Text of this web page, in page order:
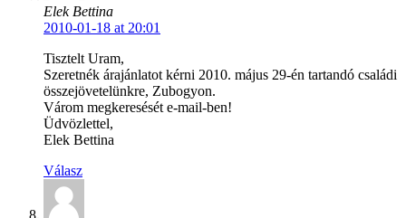
Elek Bettina
2010-01-18 at 20:01
Tisztelt Uram,
Szeretnék árajánlatot kérni 2010. május 29-én tartandó családi
összejövetelünkre, Zubogyon.
Várom megkeresését e-mail-ben!
Üdvözlettel,
Elek Bettina
Válasz